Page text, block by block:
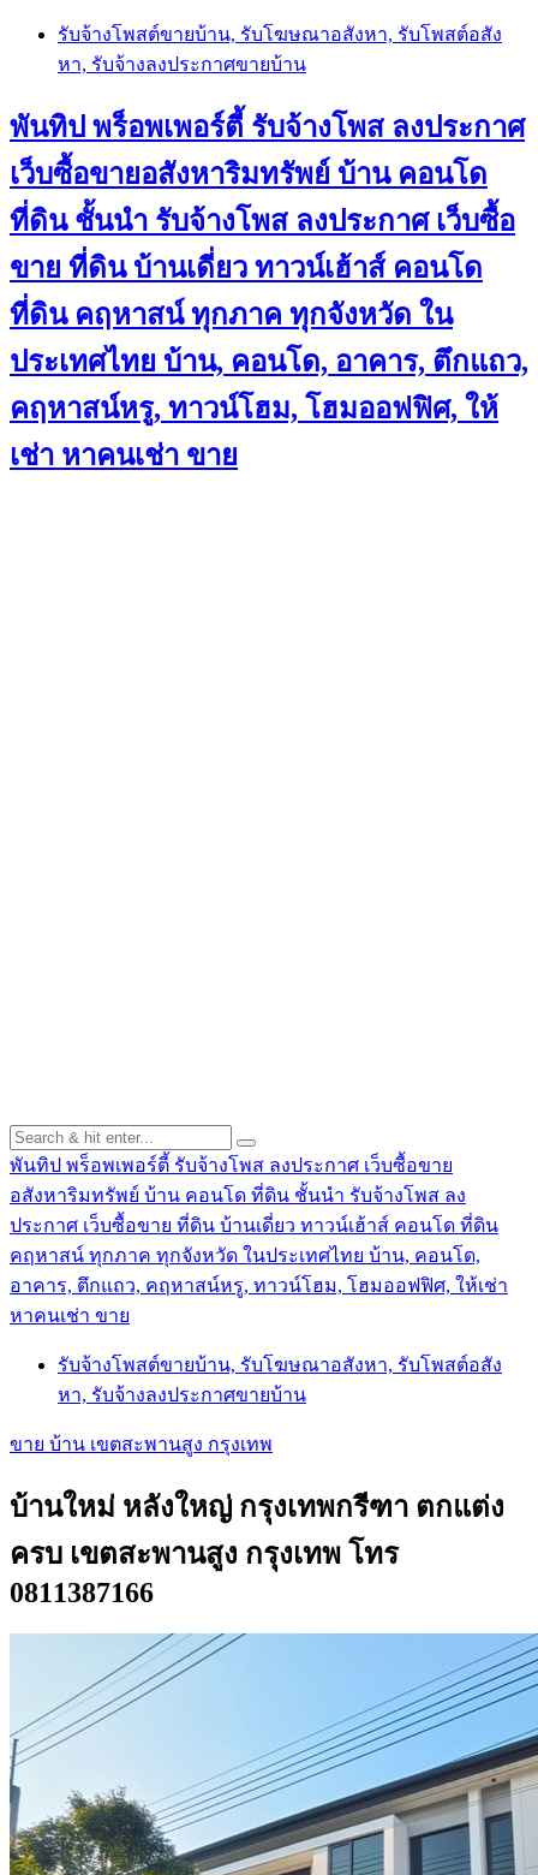
Skip
content
รับจ้างโพสต์ขายบ้าน, รับโฆษณาอสังหา, รับโพสต์อสัง
หา, รับจ้างลงประกาศขายบ้าน
พันทิป พร็อพเพอร์ตี้ รับจ้างโพส ลงประกาศ
เว็บซื้อขายอสังหาริมทรัพย์ บ้าน คอนโด
ที่ดิน ชั้นนำ รับจ้างโพส ลงประกาศ เว็บซื้อ
ขาย ที่ดิน บ้านเดี่ยว ทาวน์เฮ้าส์ คอนโด
ที่ดิน คฤหาสน์ ทุกภาค ทุกจังหวัด ใน
ประเทศไทย บ้าน, คอนโด, อาคาร, ตึกแถว,
คฤหาสน์หรู, ทาวน์โฮม, โฮมออฟฟิศ, ให้
เช่า หาคนเช่า ขาย
พันทิป พร็อพเพอร์ตี้ รับจ้างโพส ลงประกาศ เว็บซื้อขาย
อสังหาริมทรัพย์ บ้าน คอนโด ที่ดิน ชั้นนำ รับจ้างโพส ลง
ประกาศ เว็บซื้อขาย ที่ดิน บ้านเดี่ยว ทาวน์เฮ้าส์ คอนโด ที่ดิน
คฤหาสน์ ทุกภาค ทุกจังหวัด ในประเทศไทย บ้าน, คอนโด,
อาคาร, ตึกแถว, คฤหาสน์หรู, ทาวน์โฮม, โฮมออฟฟิศ, ให้เช่า
หาคนเช่า ขาย
รับจ้างโพสต์ขายบ้าน, รับโฆษณาอสังหา, รับโพสต์อสัง
หา, รับจ้างลงประกาศขายบ้าน
ขาย บ้าน เขตสะพานสูง กรุงเทพ
บ้านใหม่ หลังใหญ่ กรุงเทพกรีฑา ตกแต่ง
ครบ เขตสะพานสูง กรุงเทพ โทร
0811387166